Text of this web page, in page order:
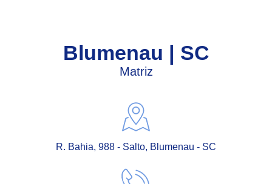
Blumenau | SC
Matriz
R. Bahia, 988 - Salto, Blumenau - SC